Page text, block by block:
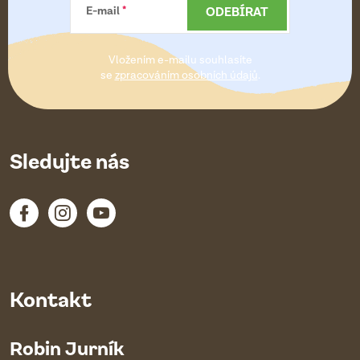
t
E-mail
Vložením e-mailu souhlasíte
se zpracováním osobních údajů.
ODEBÍRAT
Kontakt
Robin Jurník
Sledujte nás